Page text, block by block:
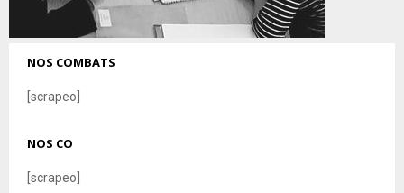
NOS COMBATS
[scrapeo]
NOS CO
[scrapeo]